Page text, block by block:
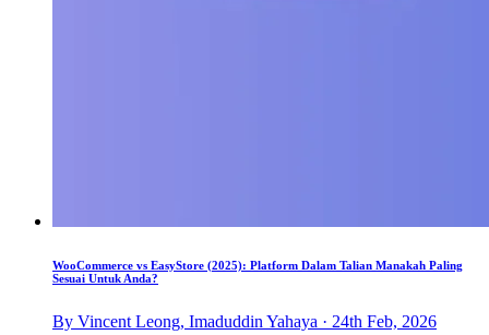
WooCommerce vs EasyStore (2025): Platform Dalam Talian Manakah Paling
Sesuai Untuk Anda?
By Vincent Leong, Imaduddin Yahaya · 24th Feb, 2026